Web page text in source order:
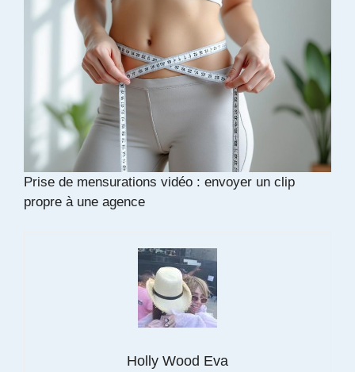
Prise de mensurations vidéo : envoyer un clip
propre à une agence
Holly Wood Eva